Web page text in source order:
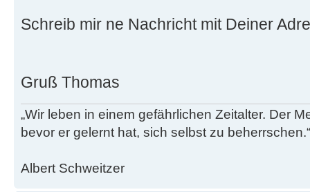
Schreib mir ne Nachricht mit Deiner
Gruß Thomas
„Wir leben in einem gefährlichen Zeitalter. Der
bevor er gelernt hat, sich selbst zu beherrschen.“
Albert Schweitzer